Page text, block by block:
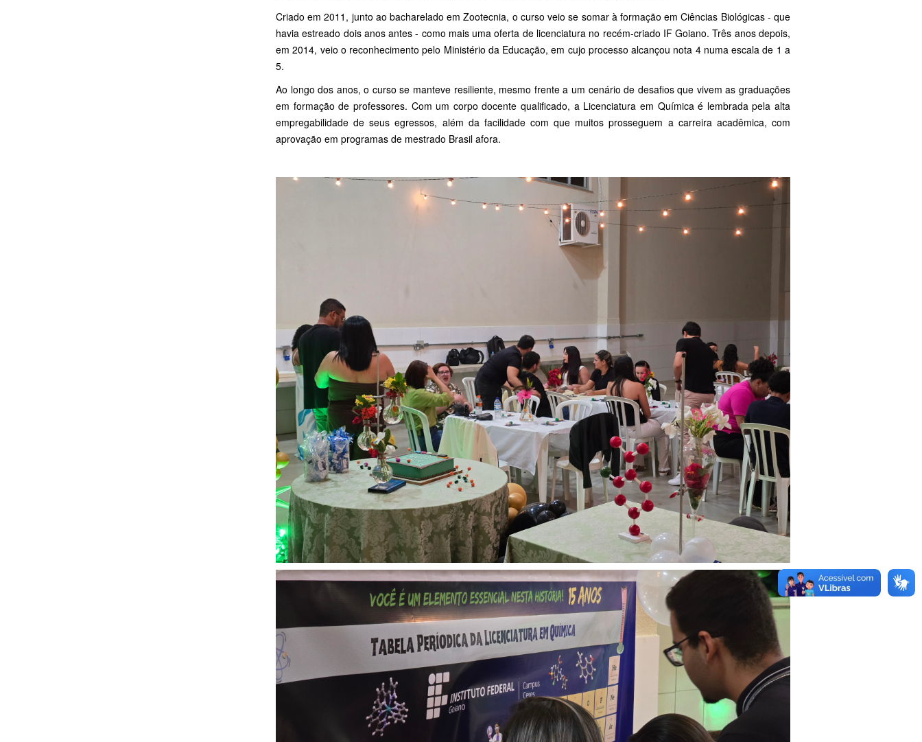
Criado em 2011, junto ao bacharelado em Zootecnia, o curso veio se somar à formação em Ciências Biológicas - que
havia estreado dois anos antes - como mais uma oferta de licenciatura no recém-criado IF Goiano. Três anos depois,
em 2014, veio o reconhecimento pelo Ministério da Educação, em cujo processo alcançou nota 4 numa escala de 1 a
5.
Ao longo dos anos, o curso se manteve resiliente, mesmo frente a um cenário de desafios que vivem as graduações
em formação de professores. Com um corpo docente qualificado, a Licenciatura em Química é lembrada pela alta
empregabilidade de seus egressos, além da facilidade com que muitos prosseguem a carreira acadêmica, com
aprovação em programas de mestrado Brasil afora.